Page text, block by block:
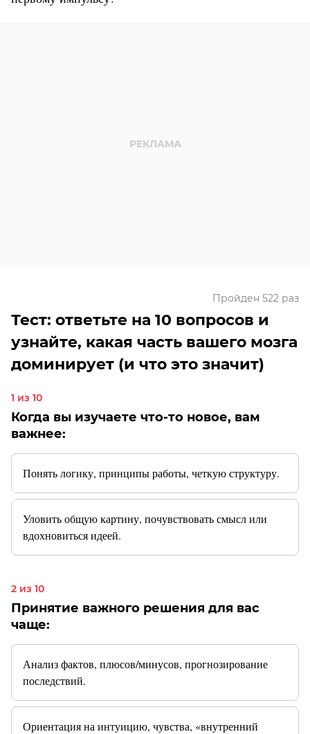
Пройден 522 раз
Тест: ответьте на 10 вопросов и
узнайте, какая часть вашего мозга
доминирует (и что это значит)
1 из 10
Когда вы изучаете что-то новое, вам
важнее:
Понять логику, принципы работы, четкую структуру.
Уловить общую картину, почувствовать смысл или
вдохновиться идеей.
2 из 10
Принятие важного решения для вас
чаще:
Анализ фактов, плюсов/минусов, прогнозирование
последствий.
Ориентация на интуицию, чувства, «внутренний